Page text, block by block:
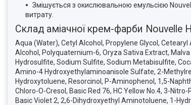
Змішується з окислювальною емульсією
витрату.
Склад аміачної крем-фарби Nouvelle
Aqua (Water), Cetyl Alcohol, Propylene Glycol,
Alcohol, Polyquaternium-6, Oryza Sativa Extract,
Hydrosulfite, Sodium Sulfite, Sodium Metabisulfite,
Amino-4 Hydroxyethylaminoanisole Sulfate, 2-
Hydroxytoluene, Resorcinol, P-Aminophenol, 1,5-
Chloro-O-Cresol, Basic Red 76, HC Yellow No.4, 3-
Basic Violet 2, 2,6-Dihydroxyethyl Aminotoluene, 1-